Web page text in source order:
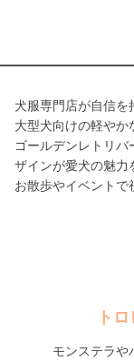
犬服専門店が自信を
大型犬向けの軽やか
ゴールデンレトリ
ザインが愛犬の魅力
お散歩やイベントで
ト
モンステラや